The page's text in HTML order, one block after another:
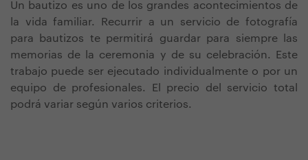
Un bautizo es uno de los grandes acontecimientos de
la vida familiar. Recurrir a un servicio de fotografía
para bautizos te permitirá guardar para siempre las
memorias de la ceremonia y de su celebración. Este
trabajo puede ser ejecutado individualmente o por un
equipo de profesionales. El precio del servicio total
podrá variar según varios criterios.